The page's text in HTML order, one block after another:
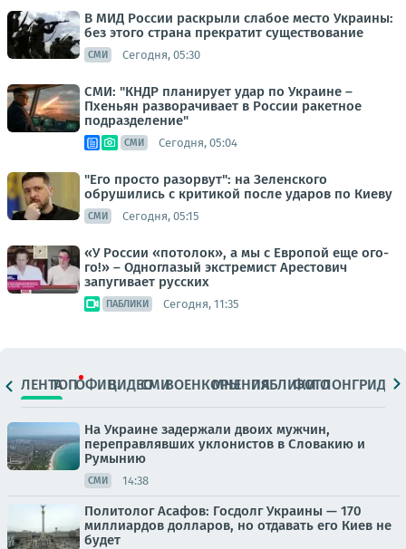
В МИД России раскрыли слабое место Украины:
без этого страна прекратит существование
СМИ Сегодня, 05:30
СМИ: "КНДР планирует удар по Украине –
Пхеньян разворачивает в России ракетное
подразделение"
СМИ Сегодня, 05:04
"Его просто разорвут": на Зеленского
обрушились с критикой после ударов по Киеву
СМИ Сегодня, 05:15
«У России «потолок», а мы с Европой еще ого-
го!» – Одноглазый экстремист Арестович
запугивает русских
ПАБЛИКИ Сегодня, 11:35
ЛЕНТАТОПОФИЦ.ВИДЕОСМИВОЕНКОРЫМНЕНИЯПАБЛИКИ
ФОТОЛОНГРИДЫ
На Украине задержали двоих мужчин,
переправлявших уклонистов в Словакию и
Румынию
СМИ 14:38
Политолог Асафов: Госдолг Украины — 170
миллиардов долларов, но отдавать его Киев не
будет